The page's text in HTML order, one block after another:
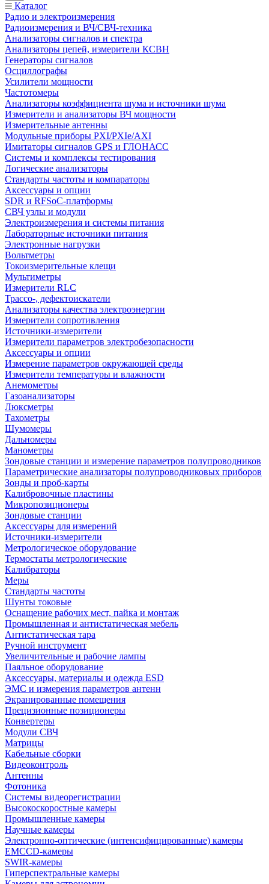
Каталог
Радио и электроизмерения
Радиоизмерения и ВЧ/СВЧ-техника
Анализаторы сигналов и спектра
Анализаторы цепей, измерители КСВН
Генераторы сигналов
Осциллографы
Усилители мощности
Частотомеры
Анализаторы коэффициента шума и источники шума
Измерители и анализаторы ВЧ мощности
Измерительные антенны
Модульные приборы PXI/PXIe/AXI
Имитаторы сигналов GPS и ГЛОНАСС
Системы и комплексы тестирования
Логические анализаторы
Стандарты частоты и компараторы
Аксессуары и опции
SDR и RFSoC‑платформы
СВЧ узлы и модули
Электроизмерения и системы питания
Лабораторные источники питания
Электронные нагрузки
Вольтметры
Токоизмерительные клещи
Мультиметры
Измерители RLC
Трассо-, дефектоискатели
Анализаторы качества электроэнергии
Измерители сопротивления
Источники-измерители
Измерители параметров электробезопасности
Аксессуары и опции
Измерение параметров окружающей среды
Измерители температуры и влажности
Анемометры
Газоанализаторы
Люксметры
Тахометры
Шумомеры
Дальномеры
Манометры
Зондовые станции и измерение параметров полупроводников
Параметрические анализаторы полупроводниковых приборов
Зонды и проб-карты
Калибровочные пластины
Микропозиционеры
Зондовые станции
Аксессуары для измерений
Источники-измерители
Метрологическое оборудование
Термостаты метрологические
Калибраторы
Меры
Стандарты частоты
Шунты токовые
Оснащение рабочих мест, пайка и монтаж
Промышленная и антистатическая мебель
Антистатическая тара
Ручной инструмент
Увеличительные и рабочие лампы
Паяльное оборудование
Аксессуары, материалы и одежда ESD
ЭМС и измерения параметров антенн
Экранированные помещения
Прецизионные позиционеры
Конвертеры
Модули СВЧ
Матрицы
Кабельные сборки
Видеоконтроль
Антенны
Фотоника
Cистемы видеорегистрации
Высокоскоростные камеры
Промышленные камеры
Научные камеры
Электронно-оптические (интенсифицированные) камеры
EMCCD-камеры
SWIR-камеры
Гиперспектральные камеры